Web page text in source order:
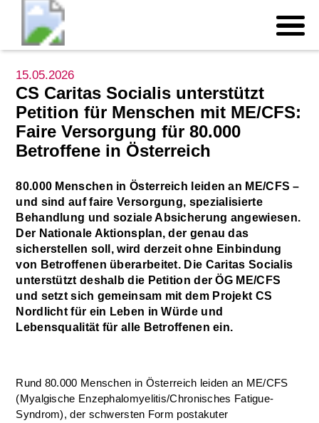
15.05.2026
CS Caritas Socialis unterstützt
Petition für Menschen mit ME/CFS:
Faire Versorgung für 80.000
Betroffene in Österreich
80.000 Menschen in Österreich leiden an ME/CFS –
und sind auf faire Versorgung, spezialisierte
Behandlung und soziale Absicherung angewiesen.
Der Nationale Aktionsplan, der genau das
sicherstellen soll, wird derzeit ohne Einbindung
von Betroffenen überarbeitet. Die Caritas Socialis
unterstützt deshalb die Petition der ÖG ME/CFS
und setzt sich gemeinsam mit dem Projekt CS
Nordlicht für ein Leben in Würde und
Lebensqualität für alle Betroffenen ein.
Rund 80.000 Menschen in Österreich leiden an ME/CFS
(Myalgische Enzephalomyelitis/Chronisches Fatigue-
Syndrom), der schwersten Form postakuter